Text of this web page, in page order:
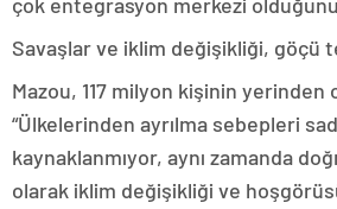
Savaşlar ve iklim değişikliği, göçü
Mazou, 117 milyon kişinin
“Ülkelerinden ayrılma sebepleri
kaynaklanmıyor, aynı zamanda
olarak iklim değişikliği ve